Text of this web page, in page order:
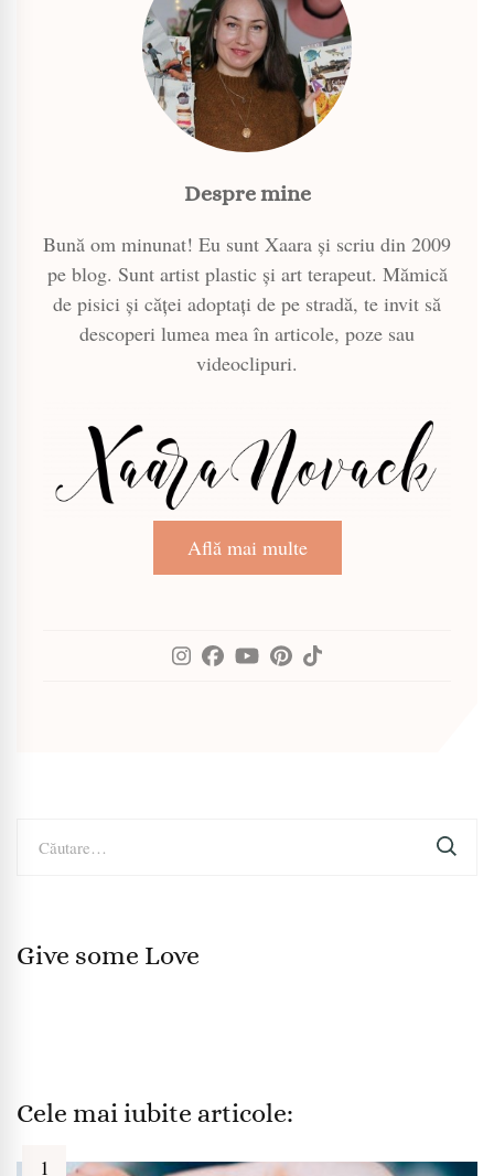
Despre mine
Bună om minunat! Eu sunt Xaara și scriu din 2009
pe blog. Sunt artist plastic și art terapeut. Mămică
de pisici și căței adoptați de pe stradă, te invit să
descoperi lumea mea în articole, poze sau
videoclipuri.
Află mai multe
după:
Give some Love
Cele mai iubite articole: